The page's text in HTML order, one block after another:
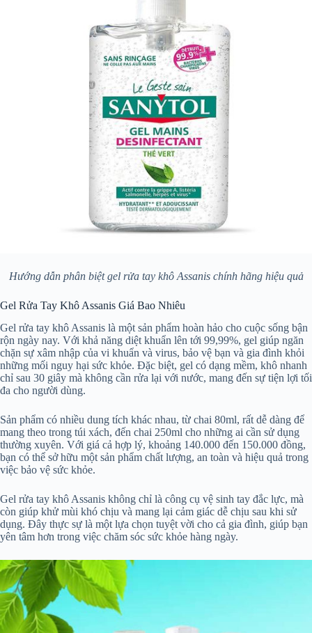
Hướng dẫn phân biệt gel rửa tay khô Assanis chính hãng hiệu quả
Gel Rửa Tay Khô Assanis Giá Bao Nhiêu
Gel rửa tay khô Assanis là một sản phẩm hoàn hảo cho cuộc sống bận
rộn ngày nay. Với khả năng diệt khuẩn lên tới 99,99%, gel giúp ngăn
chặn sự xâm nhập của vi khuẩn và virus, bảo vệ bạn và gia đình khỏi
những mối nguy hại sức khỏe. Đặc biệt, gel có dạng mềm, khô nhanh
chỉ sau 30 giây mà không cần rửa lại với nước, mang đến sự tiện lợi tối
đa cho người dùng.
Sản phẩm có nhiều dung tích khác nhau, từ chai 80ml, rất dễ dàng để
mang theo trong túi xách, đến chai 250ml cho những ai cần sử dụng
thường xuyên. Với giá cả hợp lý, khoảng 140.000 đến 150.000 đồng,
bạn có thể sở hữu một sản phẩm chất lượng, an toàn và hiệu quả trong
việc bảo vệ sức khỏe.
Gel rửa tay khô Assanis không chỉ là công cụ vệ sinh tay đắc lực, mà
còn giúp khử mùi khó chịu và mang lại cảm giác dễ chịu sau khi sử
dụng. Đây thực sự là một lựa chọn tuyệt vời cho cả gia đình, giúp bạn
yên tâm hơn trong việc chăm sóc sức khỏe hàng ngày.